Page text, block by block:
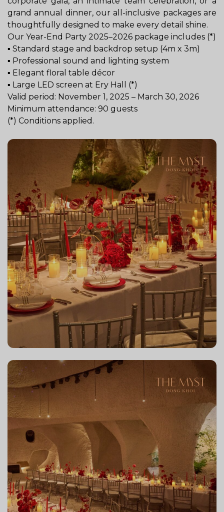
grand annual dinner, our all-inclusive packages are
thoughtfully designed to make every detail shine.
Our Year-End Party 2025–2026 package includes (*)
▪️ Standard stage and backdrop setup (4m x 3m)
▪️ Professional sound and lighting system
▪️ Elegant floral table décor
▪️ Large LED screen at Ery Hall (*)
Valid period: November 1, 2025 – March 30, 2026
Minimum attendance: 90 guests
(*) Conditions applied.